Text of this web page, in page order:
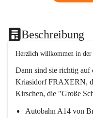
Beschreibung
Herzlich willkommen in der
Dann sind sie richtig auf
Kriasidorf FRAXERN,
Kirschen, die "Große
Autobahn A14 von